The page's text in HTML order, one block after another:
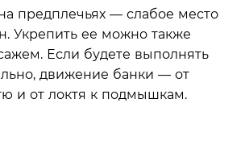
предплечьях — слабое место
Укрепить ее можно также
Если будете выполнять
движение банки — от
и от локтя к подмышкам.